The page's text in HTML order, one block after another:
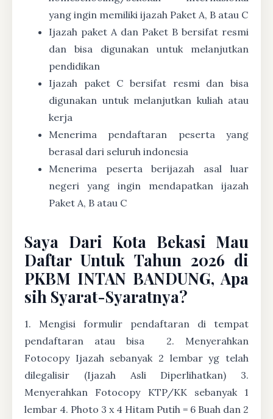
yang ingin memiliki ijazah Paket A, B atau C
Ijazah paket A dan Paket B bersifat resmi
dan bisa digunakan untuk melanjutkan
pendidikan
Ijazah paket C bersifat resmi dan bisa
digunakan untuk melanjutkan kuliah atau
kerja
Menerima pendaftaran peserta yang
berasal dari seluruh indonesia
Menerima peserta berijazah asal luar
negeri yang ingin mendapatkan ijazah
Paket A, B atau C
Saya Dari Kota Bekasi Mau
Daftar Untuk Tahun 2026 di
PKBM INTAN BANDUNG, Apa
sih Syarat-Syaratnya?
1. Mengisi formulir pendaftaran di tempat
pendaftaran atau bisa
2. Menyerahkan
Fotocopy Ijazah sebanyak 2 lembar yg telah
dilegalisir (Ijazah Asli Diperlihatkan) 3.
Menyerahkan Fotocopy KTP/KK sebanyak 1
lembar 4. Photo 3 x 4 Hitam Putih = 6 Buah dan 2